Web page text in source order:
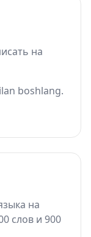
на
boshlang.
на
слов и 900